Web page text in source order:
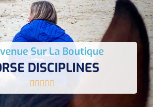
Sur La Boutique
DISCIPLINES
